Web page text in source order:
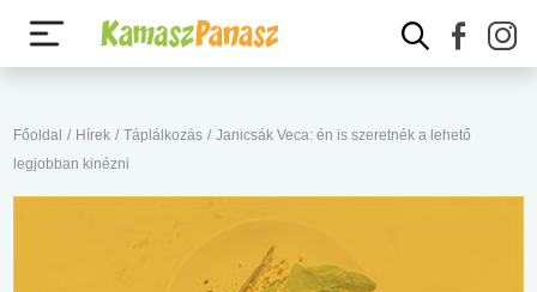
Főoldal / Hírek / Táplálkozás / Janicsák Veca: én is szeretnék a lehető
legjobban kinézni